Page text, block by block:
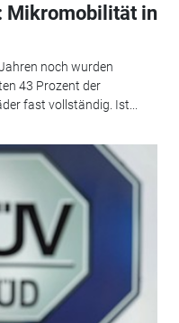
Mikromobilität in
noch wurden
43 Prozent der
fast vollständig. Ist...